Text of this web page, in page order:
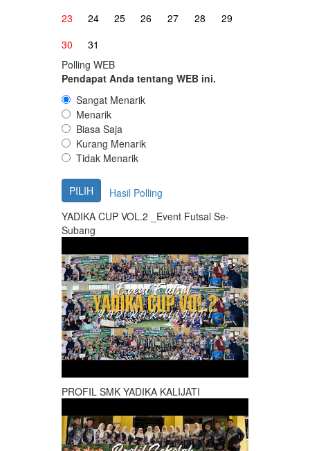
23
24 25 26 27 28
29
30
31
Polling WEB
Pendapat Anda tentang WEB ini.
Sangat Menarik
Menarik
Biasa Saja
Kurang Menarik
Tidak Menarik
Hasil Polling
YADIKA CUP VOL.2 _Event Futsal Se-
Subang
PROFIL SMK YADIKA KALIJATI